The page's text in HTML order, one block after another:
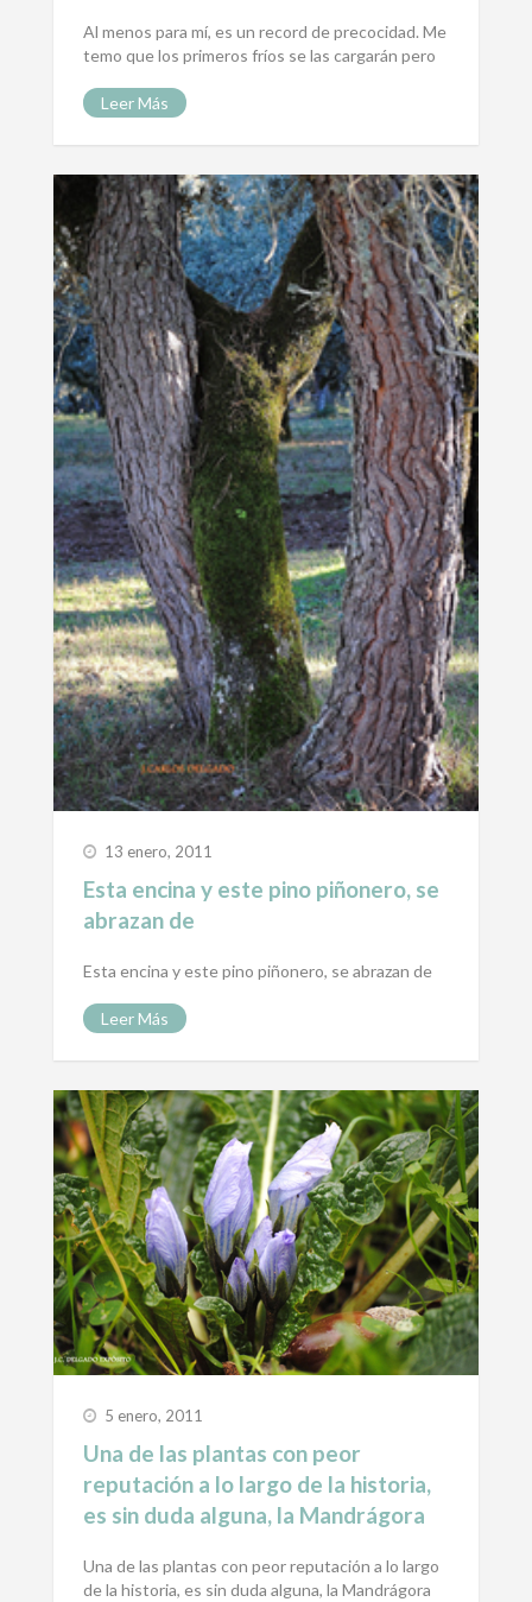
Al menos para mí, es un record de precocidad. Me
temo que los primeros fríos se las cargarán pero
Leer Más
13 enero, 2011
Esta encina y este pino piñonero, se
abrazan de
Esta encina y este pino piñonero, se abrazan de
Leer Más
5 enero, 2011
Una de las plantas con peor
reputación a lo largo de la historia,
es sin duda alguna, la Mandrágora
Una de las plantas con peor reputación a lo largo
de la historia, es sin duda alguna, la Mandrágora